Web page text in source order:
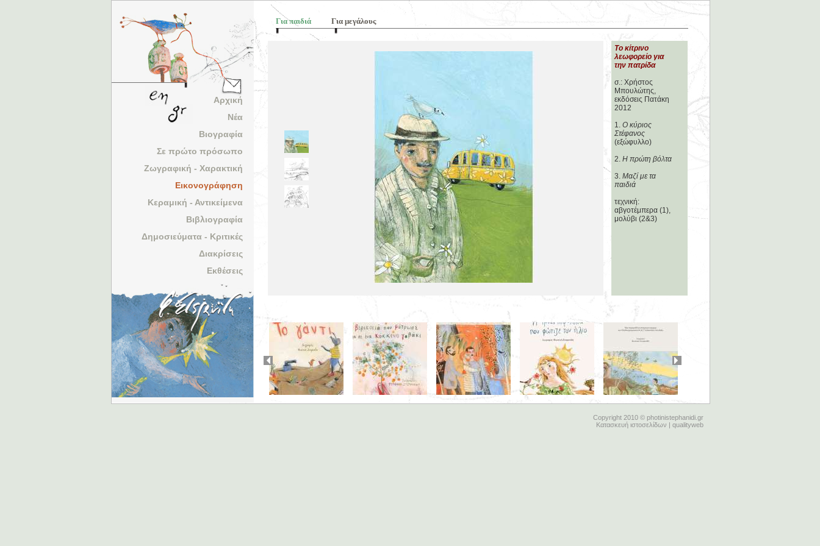
Αρχική
Νέα
Βιογραφία
Σε πρώτο πρόσωπο
Ζωγραφική - Χαρακτική
Εικονογράφηση
Κεραμική - Αντικείμενα
Βιβλιογραφία
Δημοσιεύματα - Κριτικές
Διακρίσεις
Εκθέσεις
Για παιδιά Για μεγάλους
Το κίτρινο
λεωφορείο για
την πατρίδα
σ.: Χρήστος
Μπουλώτης,
εκδόσεις Πατάκη
2012
1. Ο κύριος
Στέφανος
(εξώφυλλο)
2. Η πρώτη βόλτα
3. Μαζί με τα
παιδιά
τεχνική:
αβγοτέμπερα (1),
μολύβι (2&3)
Copyright 2010 © photinistephanidi.gr
Κατασκευή ιστοσελίδων | qualityweb